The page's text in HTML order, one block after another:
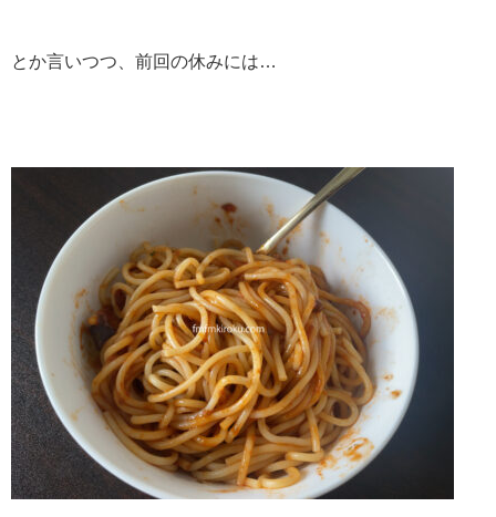
とか言いつつ、前回の休みには…